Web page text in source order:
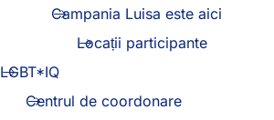
Campania Luisa este aici
Locații participante
LGBT*IQ
Centrul de coordonare